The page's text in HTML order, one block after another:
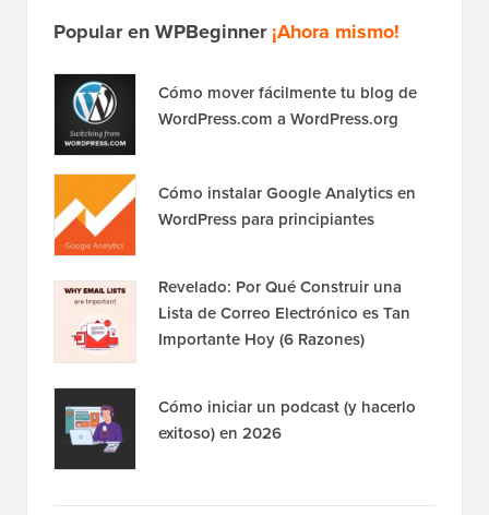
Popular en WPBeginner¡Ahora mismo!
Cómo mover fácilmente tu blog de
WordPress.com a WordPress.org
Cómo instalar Google Analytics en
WordPress para principiantes
Revelado: Por Qué Construir una
Lista de Correo Electrónico es Tan
Importante Hoy (6 Razones)
Cómo iniciar un podcast (y hacerlo
exitoso) en 2026